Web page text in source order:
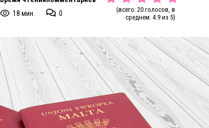
18 мин.
0
(всего: 20 голосов, в
среднем: 4.9 из 5)